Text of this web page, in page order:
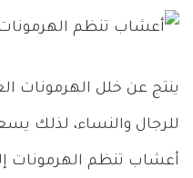
ينتج عن خلل الهرمونات
للرجال والنساء، لذلك
أعشاب تنظم الهرمونات